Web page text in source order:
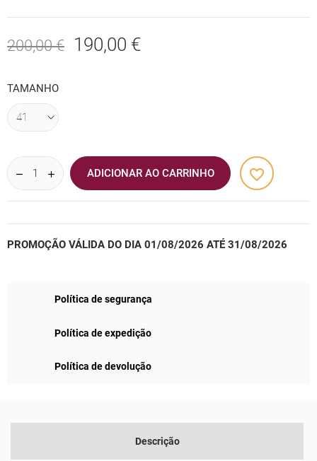
200,00 € 190,00 €
TAMANHO
ADICIONAR AO CARRINHO favorite_border
PROMOÇÃO VÁLIDA DO DIA 01/08/2026 ATÉ 31/08/2026
Política de segurança
Política de expedição
Política de devolução
Descrição